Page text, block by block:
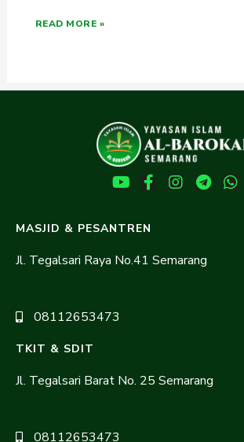
READ MORE »
MASJID & PESANTREN
Jl. Tegalsari Raya No.41 Semarang
08112653473
TKIT & SDIT
Jl. Tegalsari Barat No. 25 Semarang
08112653473